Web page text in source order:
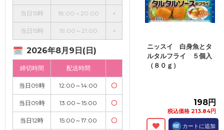
当日15時 18:00～20:00 ×
当日15時 19:00～21:00 ×
2026年8月9日(日)
締切時間 配送時間
当日09時 12:00～14:00 〇
当日09時 13:00～15:00 〇
当日12時 15:00～17:00 〇
ニッスイ 白身魚とタ
ルタルフライ ５個入
（８０ｇ）
198円
税込価格 213.84円
カートに追加